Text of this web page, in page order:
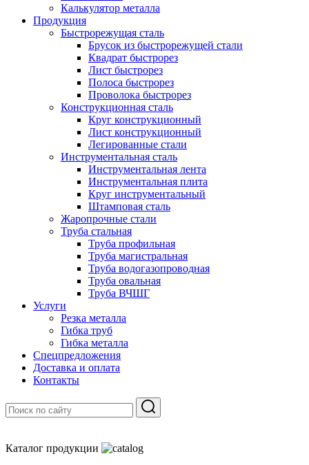
Калькулятор металла
Продукция
Быстрорежущая сталь
Брусок из быстрорежущей стали
Квадрат быстрорез
Лист быстрорез
Полоса быстрорез
Проволока быстрорез
Конструкционная сталь
Круг конструкционный
Лист конструкционный
Легированные стали
Инструментальная сталь
Инструментальная лента
Инструментальная плита
Круг инструментальный
Штамповая сталь
Жаропрочные стали
Труба стальная
Труба профильная
Труба магистральная
Труба водогазопроводная
Труба овальная
Труба ВЧШГ
Услуги
Резка металла
Гибка труб
Гибка металла
Спецпредложения
Доставка и оплата
Контакты
Каталог продукции